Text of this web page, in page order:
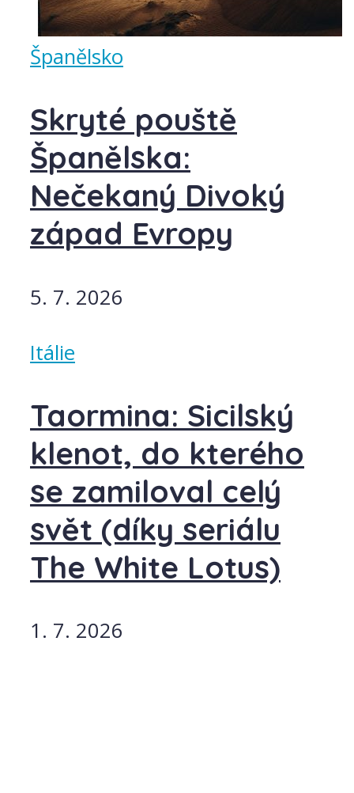
Španělsko
Skryté pouště
Španělska:
Nečekaný Divoký
západ Evropy
5. 7. 2026
Itálie
Taormina: Sicilský
klenot, do kterého
se zamiloval celý
svět (díky seriálu
The White Lotus)
1. 7. 2026